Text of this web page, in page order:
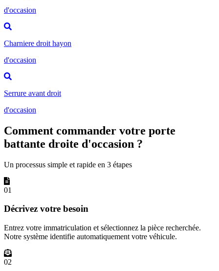
d'occasion
Charniere droit hayon
d'occasion
Serrure avant droit
d'occasion
Comment commander votre porte
battante droite d'occasion ?
Un processus simple et rapide en 3 étapes
01
Décrivez votre besoin
Entrez votre immatriculation et sélectionnez la pièce recherchée.
Notre système identifie automatiquement votre véhicule.
02